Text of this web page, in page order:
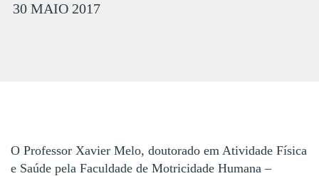
30 MAIO 2017
O Professor Xavier Melo, doutorado em Atividade Física
e Saúde pela Faculdade de Motricidade Humana –